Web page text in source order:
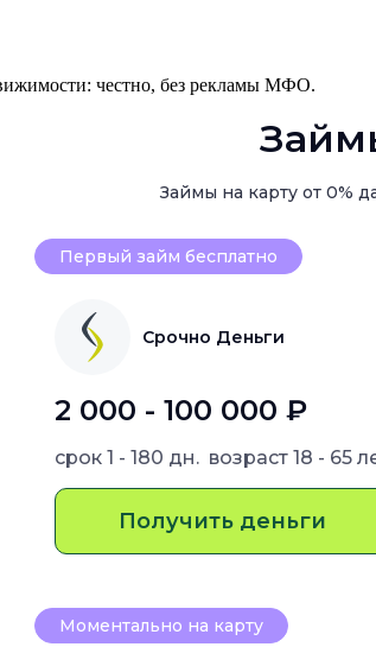
честно, без рекламы МФО.
Займы на карту от 0%
Первый займ бесплатно
Срочно Деньги
2 000 - 100 000 ₽
срок 1 - 180 дн. возраст 18 - 65
Получить деньги
Моментально на карту